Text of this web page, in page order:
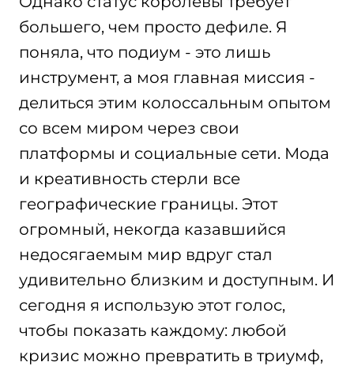
большего, чем просто дефиле. Я
поняла, что подиум - это лишь
инструмент, а моя главная миссия -
делиться этим колоссальным опытом
со всем миром через свои
платформы и социальные сети. Мода
и креативность стерли все
географические границы. Этот
огромный, некогда казавшийся
недосягаемым мир вдруг стал
удивительно близким и доступным. И
сегодня я использую этот голос,
чтобы показать каждому: любой
кризис можно превратить в триумф,